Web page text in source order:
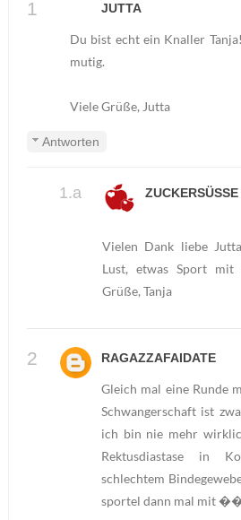
JUTTA
Du bist echt ein Knaller
mutig.
Viele Grüße, Jutta
Antworten
ZUCKERSÜSSE
Vielen Dank liebe
Lust, etwas Sport mit
Grüße, Tanja
RAGAZZAFAIDATE
Gleich mal eine Runde
Schwangerschaft ist
ich bin nie mehr
Rektusdiastase in
schlechtem
sportel dann mal mit